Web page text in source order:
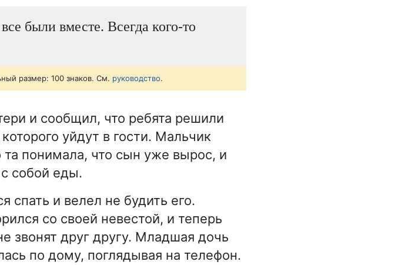
были вместе. Всегда кого-то
размер: 100 знаков. См. руководство.
и сообщил, что ребята решили
уйдут в гости. Мальчик
понимала, что сын уже вырос, и
собой еды.
спать и велел не будить его.
со своей невестой, и теперь
звонят друг другу. Младшая дочь
по дому, поглядывая на телефон.